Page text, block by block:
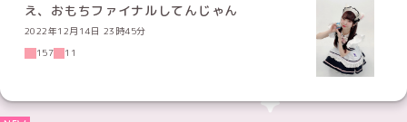
え、おもちファイナルしてんじゃん
2022年12月14日 23時45分
157
11